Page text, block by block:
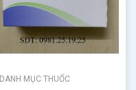
DANH MỤC THUỐC